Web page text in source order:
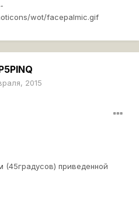
wot/facepalmic.gif
2015
(45градусов) приведенной